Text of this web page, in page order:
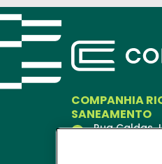
COMPANHIA
SANEAMENTO
Rua Caldas